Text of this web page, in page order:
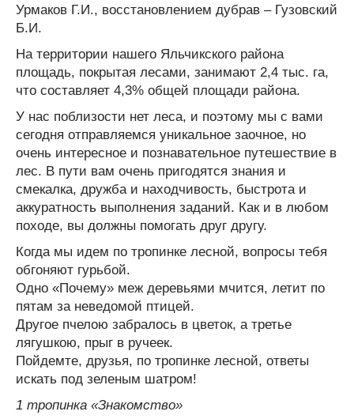
Урмаков Г.И., восстановлением дубрав – Гузовский
Б.И.
На территории нашего Яльчикского района
площадь, покрытая лесами, занимают 2,4 тыс. га,
что составляет 4,3% общей площади района.
У нас поблизости нет леса, и поэтому мы с вами
сегодня отправляемся уникальное заочное, но
очень интересное и познавательное путешествие в
лес. В пути вам очень пригодятся знания и
смекалка, дружба и находчивость, быстрота и
аккуратность выполнения заданий. Как и в любом
походе, вы должны помогать друг другу.
Когда мы идем по тропинке лесной, вопросы тебя
обгоняют гурьбой.
Одно «Почему» меж деревьями мчится, летит по
пятам за неведомой птицей.
Другое пчелою забралось в цветок, а третье
лягушкою, прыг в ручеек.
Пойдемте, друзья, по тропинке лесной, ответы
искать под зеленым шатром!
1 тропинка «Знакомство»